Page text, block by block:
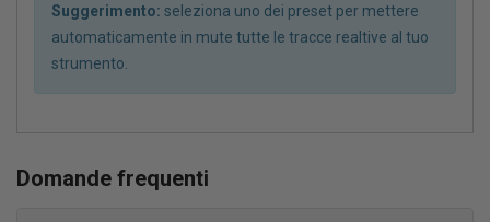
Suggerimento: seleziona uno dei preset per mettere
automaticamente in mute tutte le tracce realtive al tuo
strumento.
Domande frequenti